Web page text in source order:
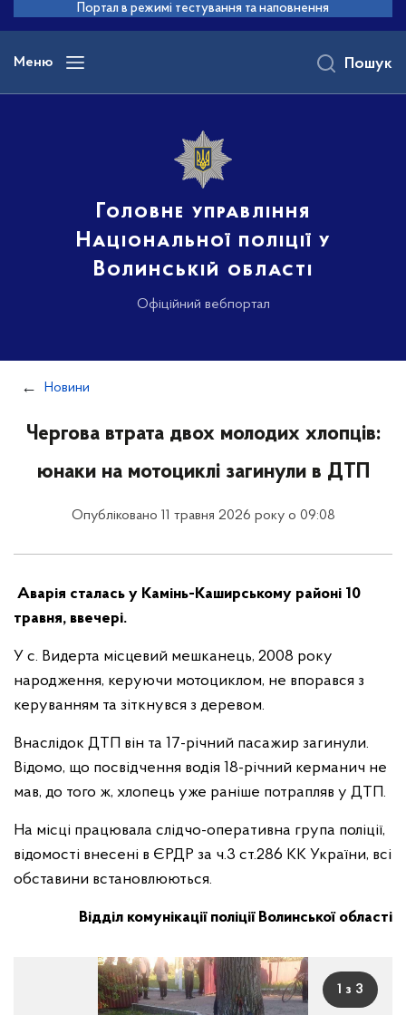
основного
вмісту
Портал в режимі тестування та наповнення
Меню
Головне управління
Національної поліції у
Волинській області
Офіційний вебпортал
Пошук
Новини
Чергова втрата двох молодих хлопців:
юнаки на мотоциклі загинули в ДТП
Опубліковано 11 травня 2026 року о 09:08
Аварія сталась у Камінь-Каширському районі 10
травня, ввечері.
У с. Видерта місцевий мешканець, 2008 року
народження, керуючи мотоциклом, не впорався з
керуванням та зіткнувся з деревом.
Внаслідок ДТП він та 17-річний пасажир загинули.
Відомо, що посвідчення водія 18-річний керманич не
мав, до того ж, хлопець уже раніше потрапляв у ДТП.
На місці працювала слідчо-оперативна група поліції,
відомості внесені в ЄРДР за ч.3 ст.286 КК України, всі
обставини встановлюються.
Відділ комунікації поліції Волинської області
1 з 3